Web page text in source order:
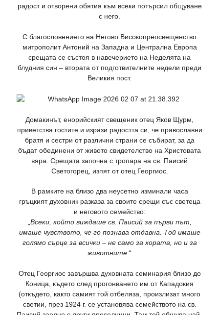
радост и отворени обятия към всеки потърсил общуване
с него.
С благословението на Негово Високопреосвещенство
митрополит Антоний на Западна и Централна Европа
срещата се състоя в навечерието на Неделята на
блудния син – втората от подготвителните недели преди
Великия пост.
Домакинът, енорийският свещеник отец Яков Щурм,
приветства гостите и изрази радостта си, че православни
братя и сестри от различни страни се събират, за да
бъдат обединени от живото свидетелство на Христовата
вяра. Срещата започна с тропара на св. Паисий
Светогорец, изпят от отец Георгиос.
В рамките на близо два неусетно изминали часа
гръцкият духовник разказа за своите срещи със светеца
и неговото семейство:
„Всеки, който виждаше св. Паисий за първи път,
имаше чувството, че го познава отдавна. Той имаше
голямо сърце за всички – не само за хората, но и за
животните.“
Отец Георгиос завършва духовната семинария близо до
Коница, където след прогонването им от Кападокия
(откъдето, както самият той отбеляза, произлизат много
светии, през 1924 г. се установява семейството на св.